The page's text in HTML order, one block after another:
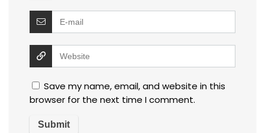
Save my name, email, and website in this
browser for the next time I comment.